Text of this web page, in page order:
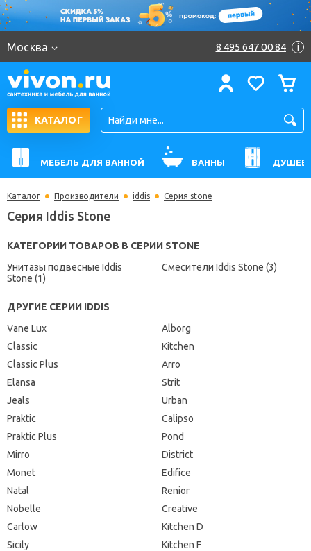
Москва 8 495 647 00 84 i
КАТАЛОГ
МЕБЕЛЬ ДЛЯ ВАННОЙ ВАННЫ
Каталог Производители iddis Серия stone
Серия Iddis Stone
КАТЕГОРИИ ТОВАРОВ В СЕРИИ STONE
Унитазы подвесные Iddis
Stone (1)
Смесители Iddis Stone (3)
ДРУГИЕ СЕРИИ IDDIS
Vane Lux
Classic
Classic Plus
Elansa
Jeals
Praktic
Praktic Plus
Mirro
Monet
Natal
Nobelle
Carlow
Sicily
Alborg
Kitchen
Arro
Strit
Urban
Calipso
Pond
District
Edifice
Renior
Creative
Kitchen D
Kitchen F